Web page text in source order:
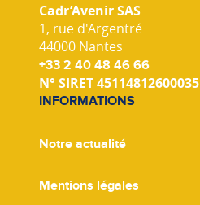
Cadr’Avenir SAS
1, rue d'Argentré
44000 Nantes
+33 2 40 48 46 66
N° SIRET 45114812600035
INFORMATIONS
Notre actualité
Mentions légales